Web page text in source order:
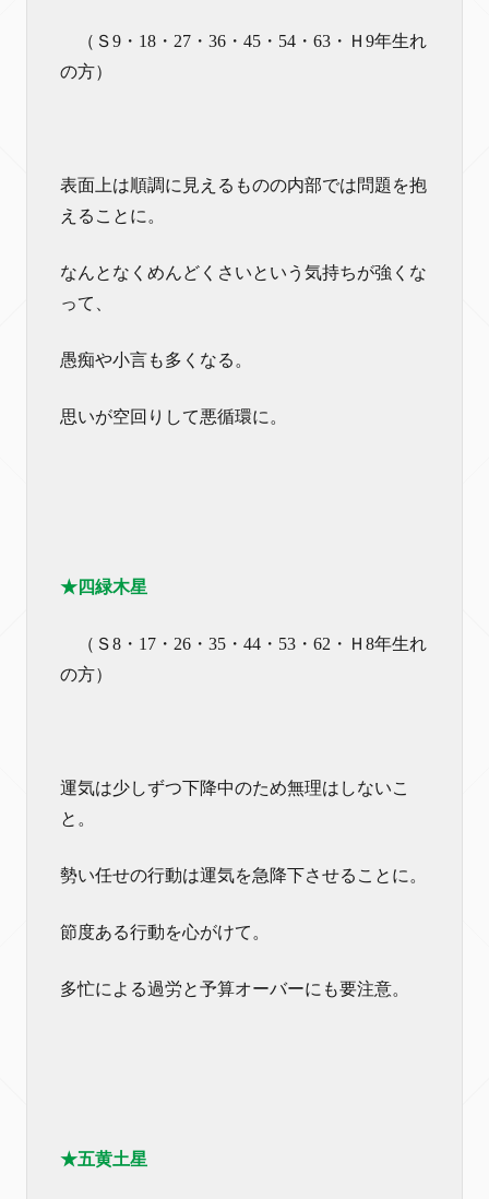
（Ｓ9・18・27・36・45・54・63・Ｈ9年生れ
の方）
表面上は順調に見えるものの内部では問題を抱
えることに。
なんとなくめんどくさいという気持ちが強くな
って、
愚痴や小言も多くなる。
思いが空回りして悪循環に。
★四緑木星
（Ｓ8・17・26・35・44・53・62・Ｈ8年生れ
の方）
運気は少しずつ下降中のため無理はしないこ
と。
勢い任せの行動は運気を急降下させることに。
節度ある行動を心がけて。
多忙による過労と予算オーバーにも要注意。
★五黄土星